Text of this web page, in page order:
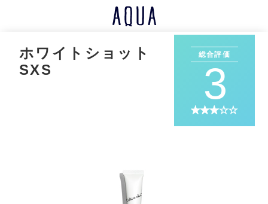
ホワイトショット
SXS
総合評価
3